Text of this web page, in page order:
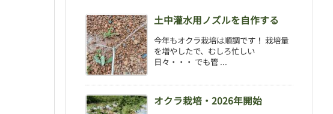
土中灌水用ノズルを自作する
今年もオクラ栽培は順調です！ 栽培量
を増やしたで、むしろ忙しい
日々・・・ でも管 ...
オクラ栽培・2026年開始